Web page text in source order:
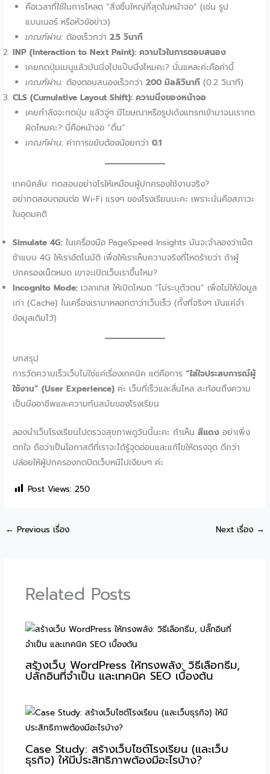
คือเวลาที่ใช้ในการโหลด “สิ่งชิ้นใหญ่ที่สุดในหน้าจอ” (เช่น รูป
แบนเนอร์ หรือหัวข้อข่าว)
เกณฑ์ผ่าน:ต้องเร็วกว่า 2.5 วินาที
INP (Interaction to Next Paint): ความไวในการตอบสนอง
เคยกดปุ่มเมนูแล้วมันนิ่งไปแป๊บนึงไหมคะ? นั่นแหละค่ะคือค่านี้
เกณฑ์ผ่าน:ต้องตอบสนองเร็วกว่า 200 มิลลิวินาที(0.2 วินาที)
CLS (Cumulative Layout Shift): ความนิ่งของหน้าจอ
เคยกำลังจะกดปุ่ม แล้วจู่ๆ มีโฆษณาหรือรูปเด้งแทรกเข้ามาจนเรากด
ผิดไหมคะ? นี่คือหน้าจอ “ดิ้น”
เกณฑ์ผ่าน:ค่าการขยับต้องน้อยกว่า 0.1
เทคนิคลับ: ทดสอบอย่างไรให้เหมือนผู้ปกครองใช้งานจริง?
อย่าทดสอบตอนต่อ Wi-Fi แรงๆ ของโรงเรียนนะคะ เพราะนั่นคือสภาวะ
ในอุดมคติ
Simulate 4G: ในเครื่องมือ PageSpeed Insights มันจะจำลองว่าเน็ต
ช้าแบบ 4G ให้เราอัตโนมัติ เพื่อให้เราเห็นความจริงที่โหดร้ายว่า ถ้าผู้
ปกครองเน็ตหมด เขาจะเปิดเว็บเราขึ้นไหม?
Incognito Mode: เวลาเทส ให้เปิดโหมด “ไม่ระบุตัวตน” เพื่อไม่ให้ข้อมูล
เก่า (Cache) ในเครื่องเรามาหลอกตาว่าเว็บเร็ว (ทั้งที่จริงๆ มันแค่จำ
ข้อมูลเดิมไว้)
บทสรุป
การวัดความเร็วเว็บไม่ใช่แค่เรื่องเทคนิค แต่คือการ“ใส่ใจประสบการณ์ผู้
ใช้งาน” (User Experience) ค่ะ เว็บที่เร็วและลื่นไหล สะท้อนถึงความ
เป็นมืออาชีพและความทันสมัยของโรงเรียน
ลองนำเว็บโรงเรียนไปตรวจสุขภาพดูวันนี้นะคะ ถ้าเห็นสีแดง อย่าเพิ่ง
ตกใจ ถือว่าเป็นโอกาสดีที่เราจะได้รู้จุดอ่อนและแก้ไขให้ตรงจุด ดีกว่า
ปล่อยให้ผู้ปกครองกดปิดเว็บหนีไปเงียบๆ ค่ะ
Post Views: 250
← Previous เรื่อง Next เรื่อง →
Related Posts
สร้างเว็บ WordPress ให้ทรงพลัง: วิธีเลือกธีม,
ปลั๊กอินที่จำเป็น และเทคนิค SEO เบื้องต้น
Case Study: สร้างเว็บไซต์โรงเรียน (และเว็บ
ธุรกิจ) ให้มีประสิทธิภาพต้องมีอะไรบ้าง?